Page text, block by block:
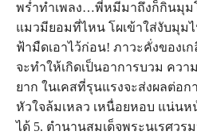
พร่ำทำเพลง…พี่หมีมาถึงก็กินมุม
แมวมียอมที่ไหน โผเข้าใส่งับมุม
ฟ้ามืดเอาไว้ก่อน! ภาวะคั่งของเ
จะทำให้เกิดเป็นอาการบวม คว
ยาก ในเคสที่รุนแรงจะส่งผลต่อ
หัวใจล้มเหลว เหนื่อยหอบ แน่น
ได้ 5. ตำนานสมเด็จพระนเรศวร